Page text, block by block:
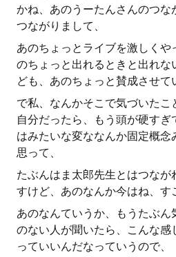
かね、あのうーたんさんのつな
つながりまして、
あのちょっとライブを激しく
のちょっと出れるときと出れ
ども、あのちょっと賛成させて
で私、なんかそこで気づいた
自分だったら、もう頭が硬すぎ
はみたいな変ななんか固定概念
思って、
たぶんはま太郎先生とはつな
すけど、あのなんか今はね、す
あのなんていうか、もうたぶ
のない人が聞いたら、こんな感
っていいんだなっていうので、